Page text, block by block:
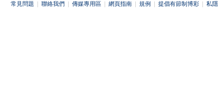
常見問題 聯絡我們 傳媒專用區 網頁指南 規例 提倡有節制博彩 私